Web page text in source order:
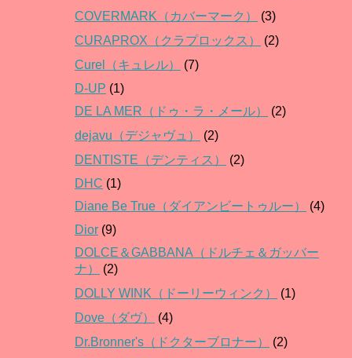
COVERMARK（カバーマーク）
(3)
CURAPROX（クラプロックス）
(2)
Curel（キュレル）
(7)
D-UP (1)
DE LA MER（ドゥ・ラ・メール）
(2)
dejavu（デジャヴュ）
(2)
DENTISTE（デンティス）
(2)
DHC (1)
Diane Be True（ダイアンビートゥルー）
(4)
Dior (9)
DOLCE＆GABBANA（ドルチェ＆ガッバー
ナ）
(2)
DOLLY WINK（ドーリーウィンク）
(1)
Dove（ダヴ）
(4)
Dr.Bronner's（ドクターブロナー）
(2)